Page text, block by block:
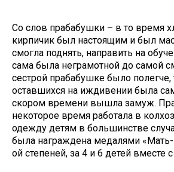
Со слов прабабушки – в то время
кирпичик был настоящим и был
смогла поднять, направить на
сама была неграмотной до самой
сестрой прабабушке было полегче,
оставшихся на иждивении была
скором времени вышла замуж.
некоторое время работала в
одежду детям в большинстве
была награждена медалями «Мать-
ой степеней, за 4 и 6 детей вместе